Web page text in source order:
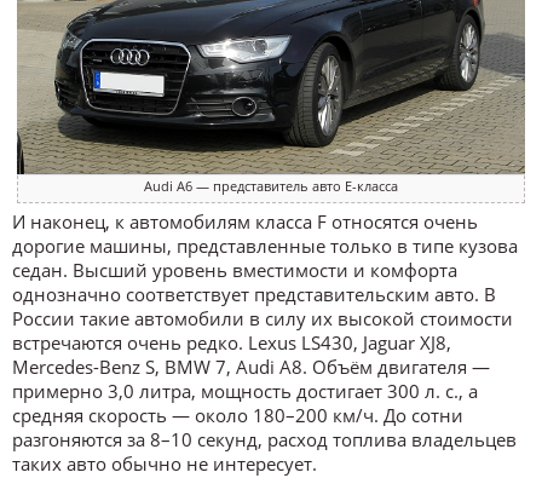
Audi A6 — представитель авто E-класса
И наконец, к автомобилям класса F относятся очень
дорогие машины, представленные только в типе кузова
седан. Высший уровень вместимости и комфорта
однозначно соответствует представительским авто. В
России такие автомобили в силу их высокой стоимости
встречаются очень редко. Lexus LS430, Jaguar XJ8,
Mercedes-Benz S, BMW 7, Audi A8. Объём двигателя —
примерно 3,0 литра, мощность достигает 300 л. с., а
средняя скорость — около 180–200 км/ч. До сотни
разгоняются за 8–10 секунд, расход топлива владельцев
таких авто обычно не интересует.